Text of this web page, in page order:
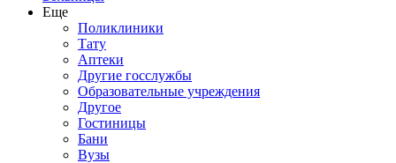
Еще
Поликлиники
Тату
Аптеки
Другие госслужбы
Образовательные учреждения
Другое
Гостиницы
Бани
Вузы